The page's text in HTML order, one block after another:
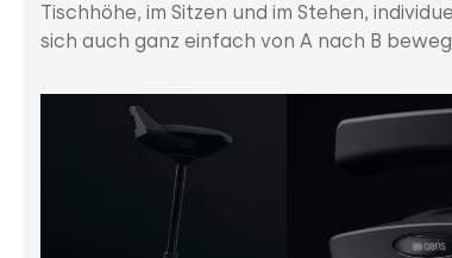
Tischhöhe, im Sitzen und im Stehen,
sich auch ganz einfach von A nach B